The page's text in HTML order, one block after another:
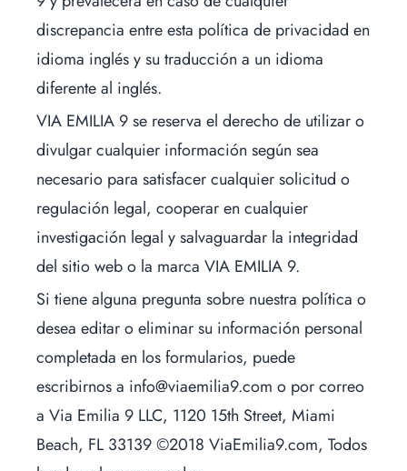
discrepancia entre esta política de privacidad en
idioma inglés y su traducción a un idioma
diferente al inglés.
VIA EMILIA 9 se reserva el derecho de utilizar o
divulgar cualquier información según sea
necesario para satisfacer cualquier solicitud o
regulación legal, cooperar en cualquier
investigación legal y salvaguardar la integridad
del sitio web o la marca VIA EMILIA 9.
Si tiene alguna pregunta sobre nuestra política o
desea editar o eliminar su información personal
completada en los formularios, puede
escribirnos a info@viaemilia9.com o por correo
a Via Emilia 9 LLC, 1120 15th Street, Miami
Beach, FL 33139 ©2018 ViaEmilia9.com, Todos